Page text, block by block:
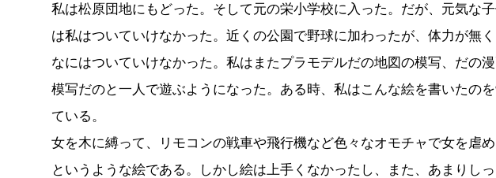
私は松原団地にもどった。そして元の栄小学校に入った。だが、元気な
は私はついていけなかった。近くの公園で野球に加わったが、体力が無
なにはついていけなかった。私はまたプラモデルだの地図の模写、だの
模写だのと一人で遊ぶようになった。ある時、私はこんな絵を書いたのを
ている。
女を木に縛って、リモコンの戦車や飛行機など色々なオモチャで女を虐め
というような絵である。しかし絵は上手くなかったし、また、あまりしっ